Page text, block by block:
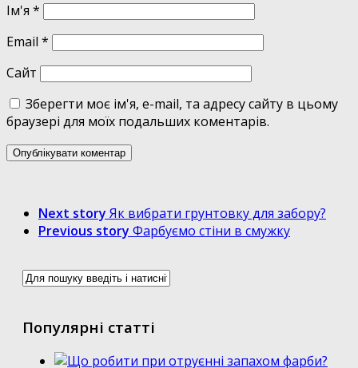
Ім'я *
Email *
Сайт
Зберегти моє ім'я, e-mail, та адресу сайту в цьому
браузері для моїх подальших коментарів.
Next story Як вибрати грунтовку для забору?
Previous story Фарбуємо стіни в смужку
Популярні статті